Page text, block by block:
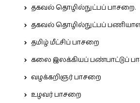
தகவல் தொழில்நுட்பப் பாசறை.
தகவல் தொழில்நுட்பப்
தமிழ் மீட்சிப் பாசறை
கலை இலக்கியப் பண்பாட்டுப்
வழக்கறிஞர் பாசறை
உழவர் பாசறை